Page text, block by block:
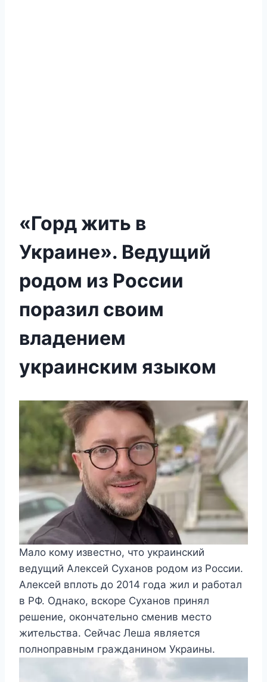
«Горд жить в
Украине». Ведущий
родом из России
поразил своим
владением
украинским языком
Мало кому известно, что украинский
ведущий Алексей Суханов родом из России.
Алексей вплоть до 2014 года жил и работал
в РФ. Однако, вскоре Суханов принял
решение, окончательно сменив место
жительства. Сейчас Леша является
полноправным гражданином Украины.